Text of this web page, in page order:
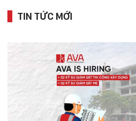
TIN TỨC MỚI